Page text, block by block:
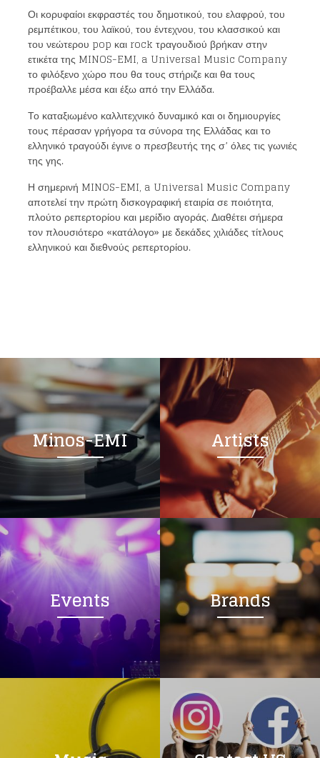
Οι κορυφαίοι εκφραστές του δημοτικού, του ελαφρού, του
ρεμπέτικου, του λαϊκού, του έντεχνου, του κλασσικού και
του νεώτερου pop και rock τραγουδιού βρήκαν στην
ετικέτα της MINOS-EMI, a Universal Music Company
το φιλόξενο χώρο που θα τους στήριζε και θα τους
προέβαλλε μέσα και έξω από την Ελλάδα.
Το καταξιωμένο καλλιτεχνικό δυναμικό και οι δημιουργίες
τους πέρασαν γρήγορα τα σύνορα της Ελλάδας και το
ελληνικό τραγούδι έγινε ο πρεσβευτής της σ’ όλες τις γωνιές
της γης.
Η σημερινή MINOS-EMI, a Universal Music Company
αποτελεί την πρώτη δισκογραφική εταιρία σε ποιότητα,
πλούτο ρεπερτορίου και μερίδιο αγοράς. Διαθέτει σήμερα
τον πλουσιότερο «κατάλογο» με δεκάδες χιλιάδες τίτλους
ελληνικού και διεθνούς ρεπερτορίου.
Minos-EMI Artists
Events Brands
Loading your form, please wait...